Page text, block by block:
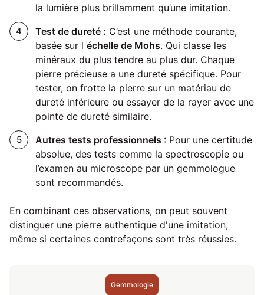
la lumière plus brillamment qu’une imitation.
Test de dureté : C’est une méthode courante,
basée sur l échelle de Mohs. Qui classe les
minéraux du plus tendre au plus dur. Chaque
pierre précieuse a une dureté spécifique. Pour
tester, on frotte la pierre sur un matériau de
dureté inférieure ou essayer de la rayer avec une
pointe de dureté similaire.
Autres tests professionnels : Pour une certitude
absolue, des tests comme la spectroscopie ou
l’examen au microscope par un gemmologue
sont recommandés.
En combinant ces observations, on peut souvent
distinguer une pierre authentique d'une imitation,
même si certaines contrefaçons sont très réussies.
Gemmologie